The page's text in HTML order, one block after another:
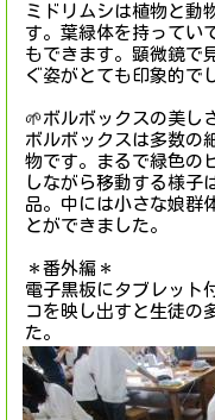
ミドリムシは植物と動
す。葉緑体を持ってい
もできます。顕微鏡で
ぐ姿がとても印象的で
🌱ボルボックスの美し
ボルボックスは多数の
物です。まるで緑色の
しながら移動する様子
品。中には小さな娘群
とができました。
＊番外編＊
電子黒板にタブレット
コを映し出すと生徒の
た。